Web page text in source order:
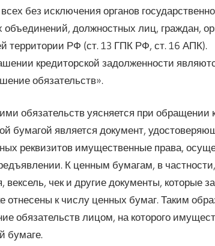
без исключения органов
должностных лиц, граждан,
территории РФ (ст. 13 ГПК РФ, ст. 16 АПК).
кредиторской задолженности
обязательств».
обязательств уясняется при обращении к
бумагой является документ,
реквизитов имущественные права,
К ценным бумагам, в частности,
вексель, чек и другие документы, которые
к числу ценных бумаг. Таким
обязательств лицом, на которого
бумаге.